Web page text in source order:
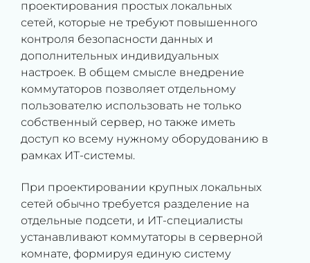
проектирования простых локальных
сетей, которые не требуют повышенного
контроля безопасности данных и
дополнительных индивидуальных
настроек. В общем смысле внедрение
коммутаторов позволяет отдельному
пользователю использовать не только
собственный сервер, но также иметь
доступ ко всему нужному оборудованию в
рамках ИТ-системы.
При проектировании крупных локальных
сетей обычно требуется разделение на
отдельные подсети, и ИТ-специалисты
устанавливают коммутаторы в серверной
комнате, формируя единую систему